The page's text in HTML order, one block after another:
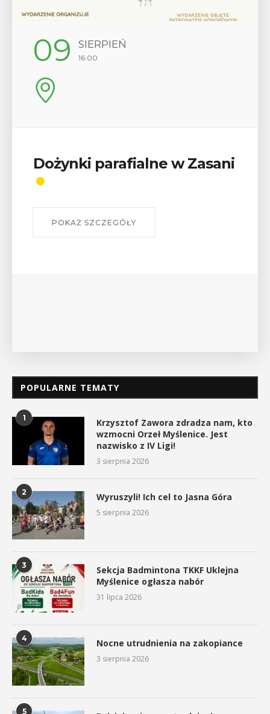
09 SIERPIEŃ
16:00
Dożynki parafialne w Zasani
POKAŻ SZCZEGÓŁY
POPULARNE TEMATY
1
Krzysztof Zawora zdradza nam, kto
wzmocni Orzeł Myślenice. Jest
nazwisko z IV Ligi!
3 sierpnia 2026
2 Wyruszyli! Ich cel to Jasna Góra
5 sierpnia 2026
3
Sekcja Badmintona TKKF Uklejna
Myślenice ogłasza nabór
31 lipca 2026
4 Nocne utrudnienia na zakopiance
3 sierpnia 2026
5